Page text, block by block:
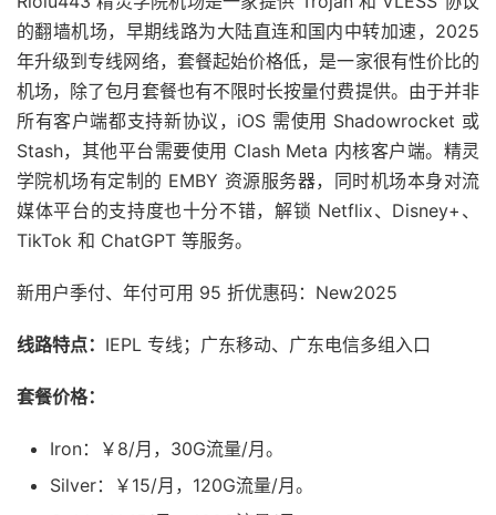
的翻墙机场，早期线路为大陆直连和国内中转加速，2025
年升级到专线网络，套餐起始价格低，是一家很有性价比的
机场，除了包月套餐也有不限时长按量付费提供。由于并非
所有客户端都支持新协议，iOS 需使用 Shadowrocket 或
Stash，其他平台需要使用 Clash Meta 内核客户端。精灵
学院机场有定制的 EMBY 资源服务器，同时机场本身对流
媒体平台的支持度也十分不错，解锁 Netflix、Disney+、
TikTok 和 ChatGPT 等服务。
新用户季付、年付可用 95 折优惠码：New2025
线路特点： IEPL 专线；广东移动、广东电信多组入口
套餐价格：
Iron：￥8/月，30G流量/月。
Silver：￥15/月，120G流量/月。